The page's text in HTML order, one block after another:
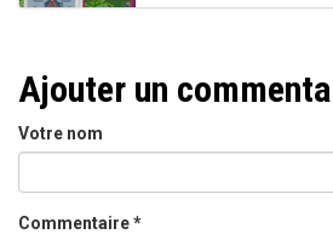
Ajouter un
Votre nom
Commentaire*